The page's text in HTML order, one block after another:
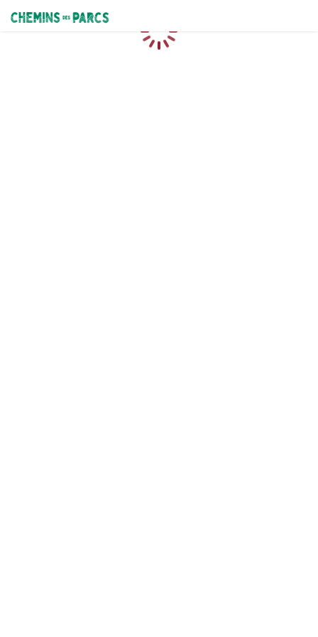
Chemins des Parcs
Chargement